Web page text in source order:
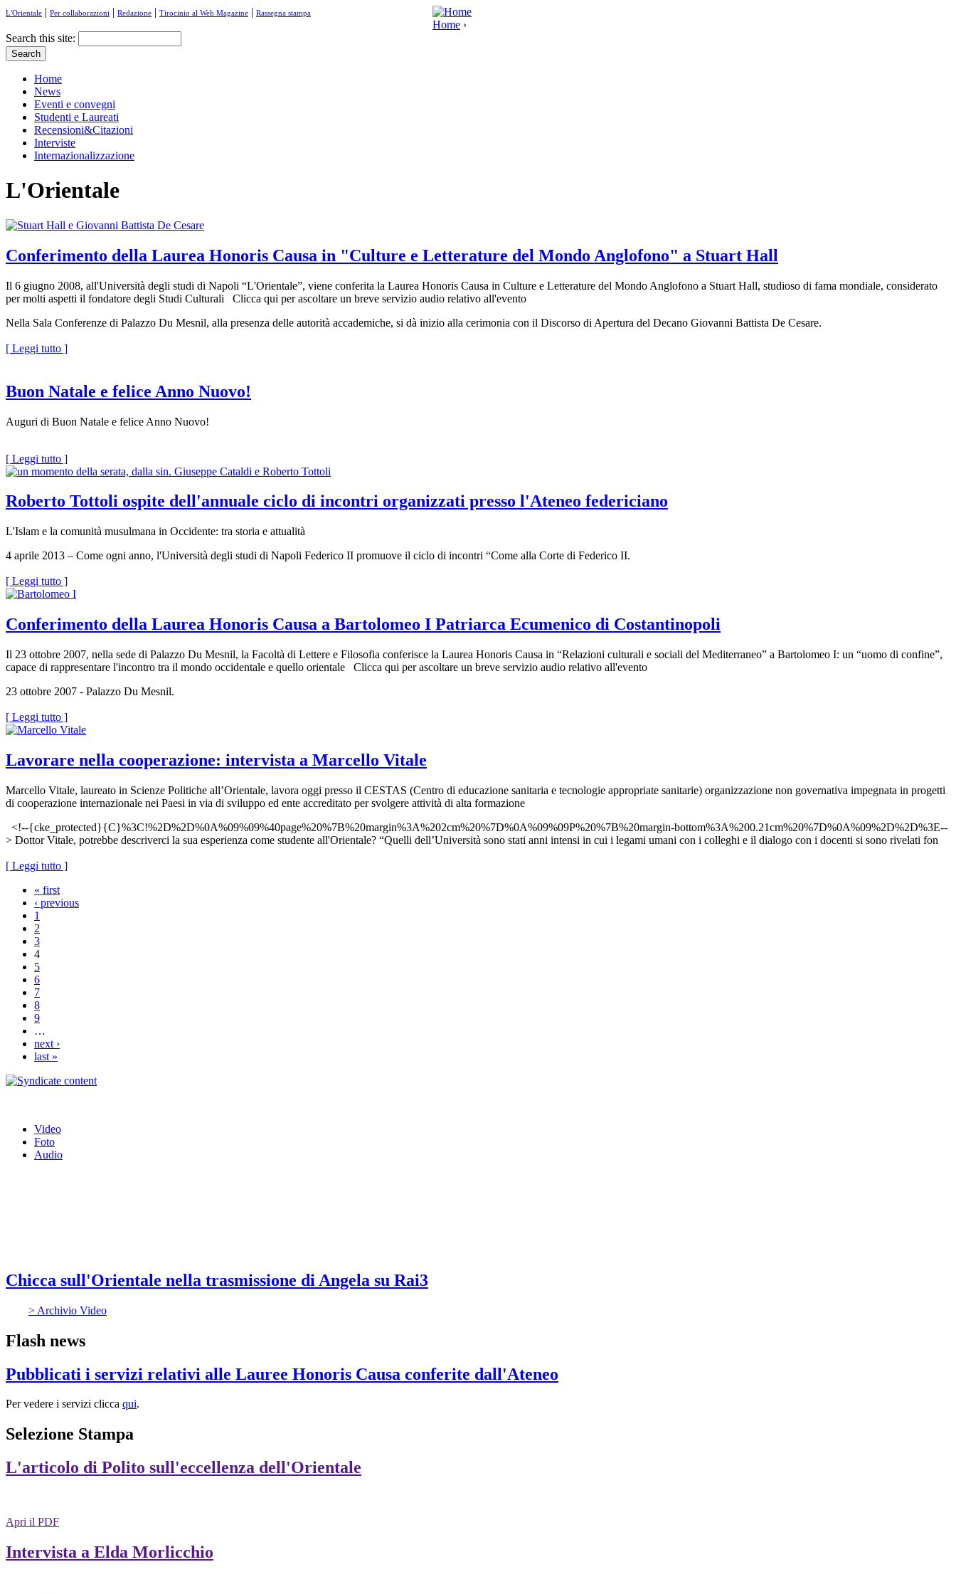
L'Orientale | Per collaborazioni | Redazione | Tirocinio al Web Magazine | Rassegna stampa
Home ›
Search this site:
Home
News
Eventi e convegni
Studenti e Laureati
Recensioni&Citazioni
Interviste
Internazionalizzazione
L'Orientale
Conferimento della Laurea Honoris Causa in "Culture e Letterature del Mondo Anglofono" a Stuart Hall
Il 6 giugno 2008, all'Università degli studi di Napoli “L'Orientale”, viene conferita la Laurea Honoris Causa in Culture e Letterature del Mondo Anglofono a Stuart Hall, studioso di fama mondiale, considerato
per molti aspetti il fondatore degli Studi Culturali Clicca qui per ascoltare un breve servizio audio relativo all'evento
Nella Sala Conferenze di Palazzo Du Mesnil, alla presenza delle autorità accademiche, si dà inizio alla cerimonia con il Discorso di Apertura del Decano Giovanni Battista De Cesare.
[ Leggi tutto ]
Buon Natale e felice Anno Nuovo!
Auguri di Buon Natale e felice Anno Nuovo!
[ Leggi tutto ]
Roberto Tottoli ospite dell'annuale ciclo di incontri organizzati presso l'Ateneo federiciano
L'Islam e la comunità musulmana in Occidente: tra storia e attualità
4 aprile 2013 – Come ogni anno, l'Università degli studi di Napoli Federico II promuove il ciclo di incontri “Come alla Corte di Federico II.
[ Leggi tutto ]
Conferimento della Laurea Honoris Causa a Bartolomeo I Patriarca Ecumenico di Costantinopoli
Il 23 ottobre 2007, nella sede di Palazzo Du Mesnil, la Facoltà di Lettere e Filosofia conferisce la Laurea Honoris Causa in “Relazioni culturali e sociali del Mediterraneo” a Bartolomeo I: un “uomo di confine”,
capace di rappresentare l'incontro tra il mondo occidentale e quello orientale Clicca qui per ascoltare un breve servizio audio relativo all'evento
23 ottobre 2007 - Palazzo Du Mesnil.
[ Leggi tutto ]
Lavorare nella cooperazione: intervista a Marcello Vitale
Marcello Vitale, laureato in Scienze Politiche all’Orientale, lavora oggi presso il CESTAS (Centro di educazione sanitaria e tecnologie appropriate sanitarie) organizzazione non governativa impegnata in progetti
di cooperazione internazionale nei Paesi in via di sviluppo ed ente accreditato per svolgere attività di alta formazione
<!--{cke_protected}{C}%3C!%2D%2D%0A%09%09%40page%20%7B%20margin%3A%202cm%20%7D%0A%09%09P%20%7B%20margin-bottom%3A%200.21cm%20%7D%0A%09%2D%2D%3E--
> Dottor Vitale, potrebbe descriverci la sua esperienza come studente all'Orientale? “Quelli dell’Università sono stati anni intensi in cui i legami umani con i colleghi e il dialogo con i docenti si sono rivelati fon
[ Leggi tutto ]
« first
‹ previous
1
2
3
4
5
6
7
8
9
…
next ›
last »
Video
Foto
Audio
Chicca sull'Orientale nella trasmissione di Angela su Rai3
> Archivio Video
Flash news
Pubblicati i servizi relativi alle Lauree Honoris Causa conferite dall'Ateneo
Per vedere i servizi clicca qui.
Selezione Stampa
L'articolo di Polito sull'eccellenza dell'Orientale
Apri il PDF
Intervista a Elda Morlicchio